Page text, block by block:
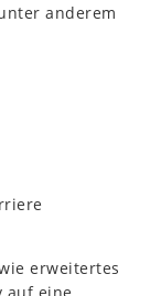
anderem
erweitertes
auf eine